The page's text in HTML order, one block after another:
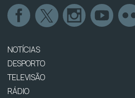
NOTÍCIAS
DESPORTO
TELEVISÃO
RÁDIO